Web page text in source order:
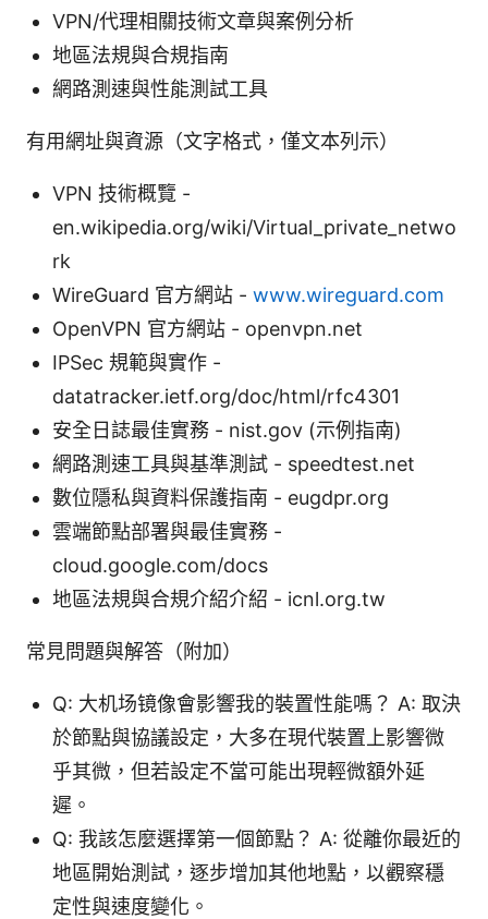
VPN/代理相關技術文章與案例分析
地區法規與合規指南
網路測速與性能測試工具
有用網址與資源（文字格式，僅文本列示）
VPN 技術概覽 -
en.wikipedia.org/wiki/Virtual_private_netwo
rk
WireGuard 官方網站 - www.wireguard.com
OpenVPN 官方網站 - openvpn.net
IPSec 規範與實作 -
datatracker.ietf.org/doc/html/rfc4301
安全日誌最佳實務 - nist.gov (示例指南)
網路測速工具與基準測試 - speedtest.net
數位隱私與資料保護指南 - eugdpr.org
雲端節點部署與最佳實務 -
cloud.google.com/docs
地區法規與合規介紹介紹 - icnl.org.tw
常見問題與解答（附加）
Q: 大机场镜像會影響我的裝置性能嗎？ A: 取決
於節點與協議設定，大多在現代裝置上影響微
乎其微，但若設定不當可能出現輕微額外延
遲。
Q: 我該怎麼選擇第一個節點？ A: 從離你最近的
地區開始測試，逐步增加其他地點，以觀察穩
定性與速度變化。